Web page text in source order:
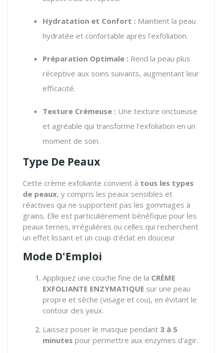
Hydratation et Confort : Maintient la peau
hydratée et confortable après l'exfoliation.
Préparation Optimale : Rend la peau plus
réceptive aux soins suivants, augmentant leur
efficacité.
Texture Crémeuse : Une texture onctueuse
et agréable qui transforme l'exfoliation en un
moment de soin.
Type De Peaux
Cette crème exfoliante convient à tous les types
de peaux, y compris les peaux sensibles et
réactives qui ne supportent pas les gommages à
grains. Elle est particulièrement bénéfique pour les
peaux ternes, irrégulières ou celles qui recherchent
un effet lissant et un coup d'éclat en douceur.
Mode D'Emploi
Appliquez une couche fine de la CRÈME
EXFOLIANTE ENZYMATIQUE sur une peau
propre et sèche (visage et cou), en évitant le
contour des yeux.
Laissez poser le masque pendant 3 à 5
minutes pour permettre aux enzymes d'agir.